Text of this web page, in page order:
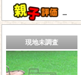
－
現地未調査